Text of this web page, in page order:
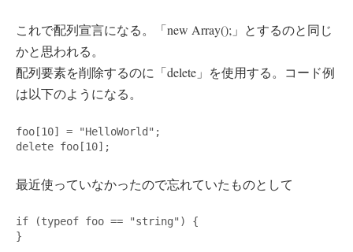
これで配列宣言になる。「new Array();」とするのと同じ
かと思われる。
配列要素を削除するのに「delete」を使用する。コード例
は以下のようになる。
foo[10] = "HelloWorld";
delete foo[10];
最近使っていなかったので忘れていたものとして
if (typeof foo == "string") {
}